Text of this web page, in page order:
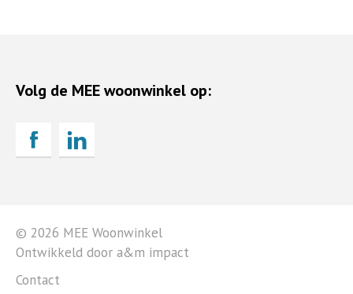
Volg de MEE woonwinkel op:
© 2026 MEE Woonwinkel
Ontwikkeld door a&m impact
Contact